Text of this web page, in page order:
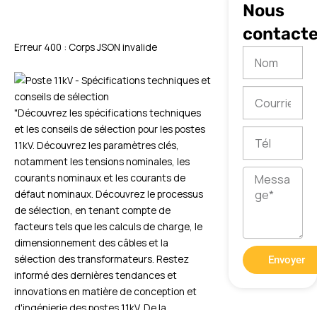
Erreur 400 : Corps JSON invalide
"Découvrez les spécifications techniques
et les conseils de sélection pour les postes
11kV. Découvrez les paramètres clés,
notamment les tensions nominales, les
courants nominaux et les courants de
défaut nominaux. Découvrez le processus
de sélection, en tenant compte de
facteurs tels que les calculs de charge, le
dimensionnement des câbles et la
sélection des transformateurs. Restez
informé des dernières tendances et
innovations en matière de conception et
Nous
Message
Envoyer